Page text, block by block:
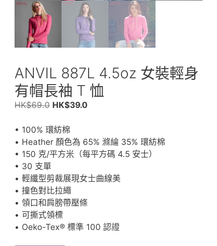
ANVIL 887L 4.5oz 女裝輕身
有帽長袖 T 恤
HK$69.0 原
價
格：
HK$69.0。
HK$39.0
格：
HK$39.0。
• 100% 環紡棉
• Heather 顏色為 65% 滌綸 35% 環紡棉
• 150 克/平方米（每平方碼 4.5 安士）
• 30 支單
• 輕纖型剪裁展現女士曲線美
• 撞色對比拉繩
• 領口和肩膀帶壓條
• 可撕式領標
• Oeko-Tex® 標準 100 認證